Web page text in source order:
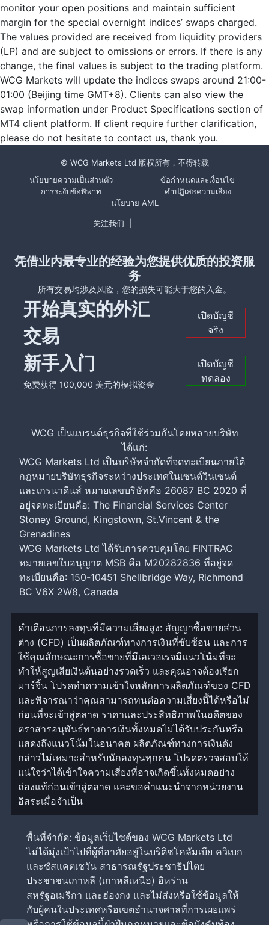
monitor your open positions and maintain sufficient
margin for the special overnight indices’ swaps charged.
The values provided are received from liquidity providers
(LP) and are subject to omissions or errors. If there is any
change, the final values is subject to the trading platform.
WCG Markets will update the indices swaps around 21:00-
01:00 (Beijing time GMT+8). Clients can also view the
swap information under Product Specifications section of
MT4 client platform. If client require further clarification,
please do not hesitate to contact us, thank you.
© WCG Markets Ltd 版权所有，不得转载
นโยบายความเป็นส่วนตัว
ข้อกำหนดและเงื่อนไข
การระงับข้อพิพาท
คำปฏิเสธความเสี่ยง
นโยบาย AML
关注我们
凭借业内最专业的经验为您提供优质的投资服
务
所有交易均涉及风险，您的损失可能大于您的入金。
开始真实的外汇
交易
เปิดบัญชี
จริง
新手入门
免费获得 100,000 美元的模拟资金
เปิดบัญชี
ทดลอง
WCG เป็นแบรนด์ธุรกิจที่ใช้ร่วมกันโดยหลายบริษัท
ได้แก่:
WCG Markets Ltd เป็นบริษัทจำกัดที่จดทะเบียนภายใต้
กฎหมายบริษัทธุรกิจระหว่างประเทศในเซนต์วินเซนต์
และเกรนาดีนส์ หมายเลขบริษัทคือ 26087 BC 2020 ที่
อยู่จดทะเบียนคือ: The Financial Services Center
Stoney Ground, Kingstown, St.Vincent & the
Grenadines
WCG Markets Ltd ได้รับการควบคุมโดย FINTRAC
หมายเลขใบอนุญาต MSB คือ M20282836 ที่อยู่จด
ทะเบียนคือ: 150-10451 Shellbridge Way, Richmond
BC V6X 2W8, Canada
คำเตือนการลงทุนที่มีความเสี่ยงสูง: สัญญาซื้อขายส่วน
ต่าง (CFD) เป็นผลิตภัณฑ์ทางการเงินที่ซับซ้อน และการ
ใช้คุณลักษณะการซื้อขายที่มีเลเวอเรจมีแนวโน้มที่จะ
ทำให้สูญเสียเงินต้นอย่างรวดเร็ว และคุณอาจต้องเรียก
มาร์จิ้น โปรดทำความเข้าใจหลักการผลิตภัณฑ์ของ CFD
และพิจารณาว่าคุณสามารถทนต่อความเสี่ยงนี้ได้หรือไม่
ก่อนที่จะเข้าสู่ตลาด ราคาและประสิทธิภาพในอดีตของ
ตราสารอนุพันธ์ทางการเงินทั้งหมดไม่ได้รับประกันหรือ
แสดงถึงแนวโน้มในอนาคต ผลิตภัณฑ์ทางการเงินดัง
กล่าวไม่เหมาะสำหรับนักลงทุนทุกคน โปรดตรวจสอบให้
แน่ใจว่าได้เข้าใจความเสี่ยงที่อาจเกิดขึ้นทั้งหมดอย่าง
ถ่องแท้ก่อนเข้าสู่ตลาด และขอคำแนะนำจากหน่วยงาน
อิสระเมื่อจำเป็น
พื้นที่จำกัด: ข้อมูลเว็บไซต์ของ WCG Markets Ltd
ไม่ได้มุ่งเป้าไปที่ผู้ที่อาศัยอยู่ในบริติชโคลัมเบีย ควิเบก
และซัสแคตเชวัน สาธารณรัฐประชาธิปไตย
ประชาชนเกาหลี (เกาหลีเหนือ) อิหร่าน
สหรัฐอเมริกา และฮ่องกง และไม่ส่งหรือใช้ข้อมูลให้
กับผู้คนในประเทศหรือเขตอำนาจศาลที่การเผยแพร่